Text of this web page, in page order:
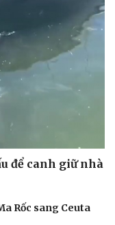
để canh giữ nhà
Rốc sang Ceuta